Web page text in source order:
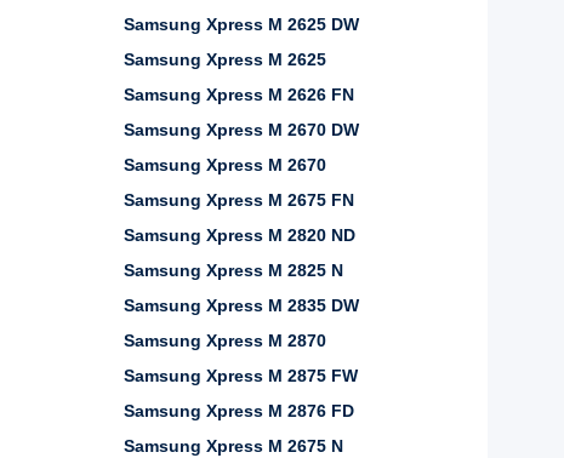
Samsung Xpress M 2625 DW
Samsung Xpress M 2625
Samsung Xpress M 2626 FN
Samsung Xpress M 2670 DW
Samsung Xpress M 2670
Samsung Xpress M 2675 FN
Samsung Xpress M 2820 ND
Samsung Xpress M 2825 N
Samsung Xpress M 2835 DW
Samsung Xpress M 2870
Samsung Xpress M 2875 FW
Samsung Xpress M 2876 FD
Samsung Xpress M 2675 N